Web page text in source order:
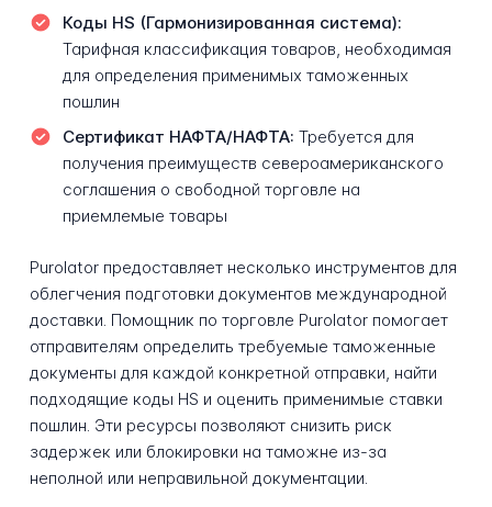
Коды HS (Гармонизированная система):
Тарифная классификация товаров, необходимая
для определения применимых таможенных
пошлин
Сертификат НАФТА/НАФТА: Требуется для
получения преимуществ североамериканского
соглашения о свободной торговле на
приемлемые товары
Purolator предоставляет несколько инструментов для
облегчения подготовки документов международной
доставки. Помощник по торговле Purolator помогает
отправителям определить требуемые таможенные
документы для каждой конкретной отправки, найти
подходящие коды HS и оценить применимые ставки
пошлин. Эти ресурсы позволяют снизить риск
задержек или блокировки на таможне из-за
неполной или неправильной документации.